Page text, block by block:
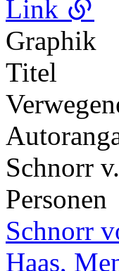
Link
Graphik
Titel
Schnorr
Personen
Schnorr
Haas,